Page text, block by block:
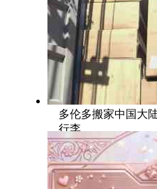
多伦多搬家中国大
行李